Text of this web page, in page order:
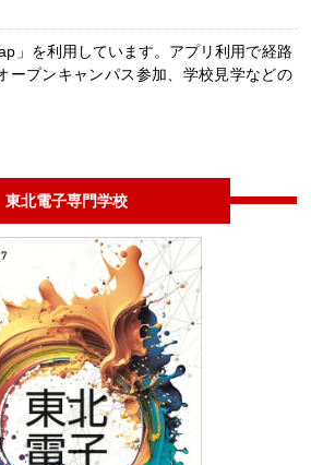
」を利用しています。アプリ利用で経路
ープンキャンパス参加、学校見学などの
東北電子専門学校